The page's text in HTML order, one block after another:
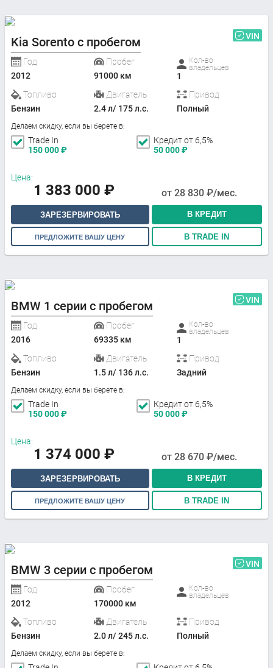
Kia Sorento с пробегом VIN
Год
2012
Пробег
91000 км
Кол-во
владельцев
1
Топливо
Бензин
Двигатель
2.4 л/ 175 л.с.
Привод
Полный
Делаем скидку, если вы берете в:
Trade In
150 000₽
Кредит от 6,5%
50 000₽
Цена:
1 383 000 ₽ от 28 830 ₽/мес.
ЗАРЕЗЕРВИРОВАТЬ В КРЕДИТ
ПРЕДЛОЖИТЕ ВАШУ ЦЕНУ В TRADE IN
BMW 1 серии с пробегом VIN
Год
2016
Пробег
69335 км
Кол-во
владельцев
1
Топливо
Бензин
Двигатель
1.5 л/ 136 л.с.
Привод
Задний
Делаем скидку, если вы берете в:
Trade In
150 000₽
Кредит от 6,5%
50 000₽
Цена:
1 374 000 ₽ от 28 670 ₽/мес.
ЗАРЕЗЕРВИРОВАТЬ В КРЕДИТ
ПРЕДЛОЖИТЕ ВАШУ ЦЕНУ В TRADE IN
BMW 3 серии с пробегом VIN
Год
2012
Пробег
170000 км
Кол-во
владельцев
Топливо
Бензин
Двигатель
2.0 л/ 245 л.с.
Привод
Полный
Делаем скидку, если вы берете в: